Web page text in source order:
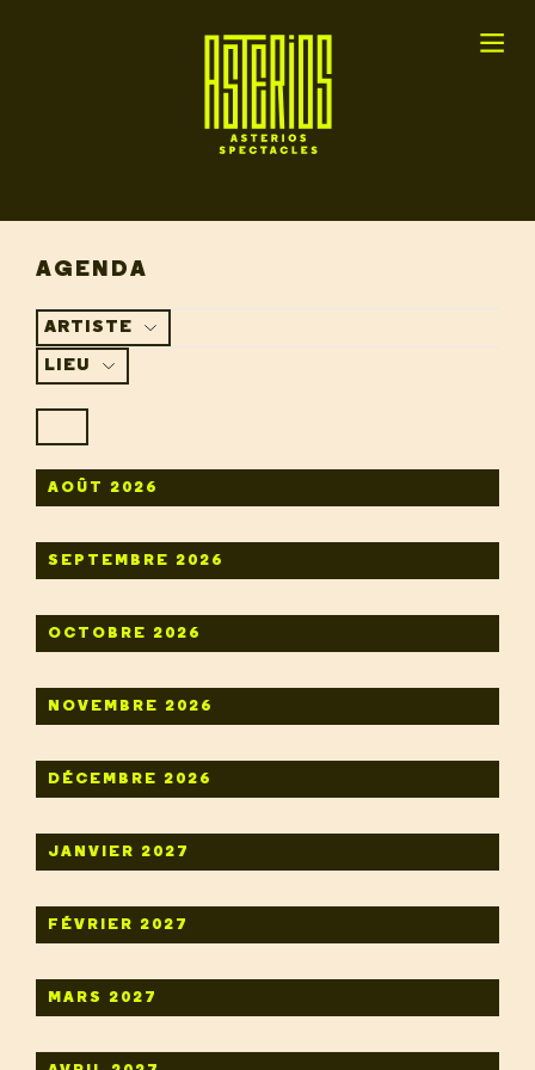
AGENDA
ARTISTE
LIEU
AOÛT 2026
SEPTEMBRE 2026
OCTOBRE 2026
NOVEMBRE 2026
DÉCEMBRE 2026
JANVIER 2027
FÉVRIER 2027
MARS 2027